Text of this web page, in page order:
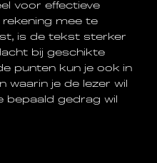
voor effectieve
mee te
is de tekst sterker
bij geschikte
punten kun je ook in
waarin je de lezer wil
bepaald gedrag wil